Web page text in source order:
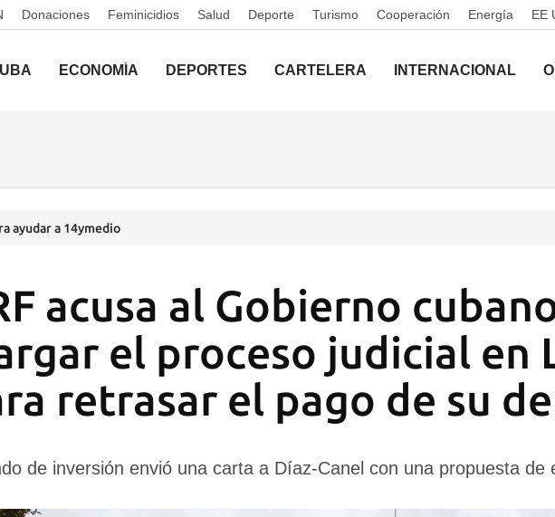
Donaciones Feminicidios Salud Deporte Turismo Cooperación Energía EE
ECONOMÍA DEPORTES CARTELERA INTERNACIONAL
ayudar a 14ymedio
acusa al Gobierno
el proceso judicial en
retrasar el pago de su
de inversión envió una carta a Díaz-Canel con una propuesta de